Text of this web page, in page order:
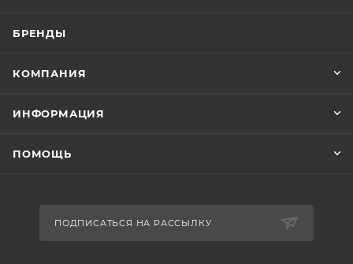
БРЕНДЫ
КОМПАНИЯ
ИНФОРМАЦИЯ
ПОМОЩЬ
ПОДПИСАТЬСЯ НА РАССЫЛКУ